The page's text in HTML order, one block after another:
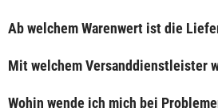
Ab welchem Warenwert ist die
Mit welchem Versanddienstleister
Wohin wende ich mich bei